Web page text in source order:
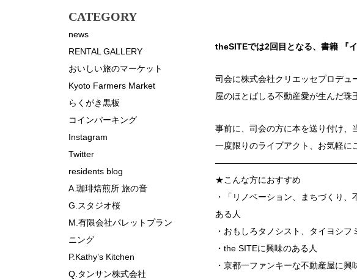
theSITEでは2回目となる、書籍 『
司会に株式会社クリエッセプロデュ
屋のほとばしる不動産愛が生んだ珠
事前に、司会の方に本を送り付け、
一度限りのライブアクト、お気軽に
★こんな方におすすめ
・「リノベーション、まちづくり
ある人
・おもしろタノシスト、タイヨシフ
・the SITEに興味のある人
・京都一ファンキーな不動産屋に興
CATEGORY
news
RENTAL GALLERY
おいしい旅のマーケット
Kyoto Farmers Market
らくがき黒板
コインパーキング
Instagram
Twitter
residents blog
A.珈琲焙煎所 旅の音
G.スタジオ桜
M.有限会社パレットプラン
ニング
P.Kathy’s Kitchen
Q.タンサン株式会社